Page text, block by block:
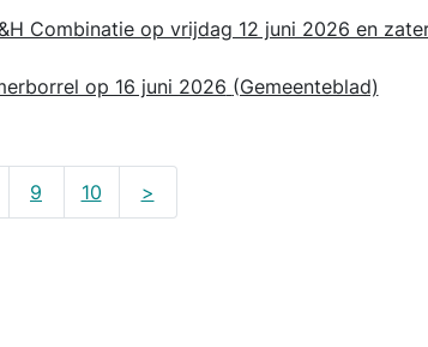
Combinatie op vrijdag 12 juni 2026 en
op 16 juni 2026 (Gemeenteblad)
9 10 >